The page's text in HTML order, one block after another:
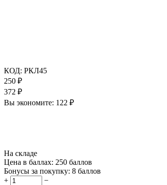
КОД: РКЛ45
250 ₽
372 ₽
Вы экономите: 122 ₽
На складе
Цена в баллах: 250 баллов
Бонусы за покупку: 8 баллов
+
−